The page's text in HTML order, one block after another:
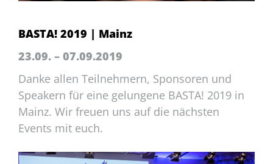
BASTA! 2019 | Mainz
23.09. – 07.09.2019
Danke allen Teilnehmern, Sponsoren und
Speakern für eine gelungene BASTA! 2019 in
Mainz. Wir freuen uns auf die nächsten
Events mit euch.